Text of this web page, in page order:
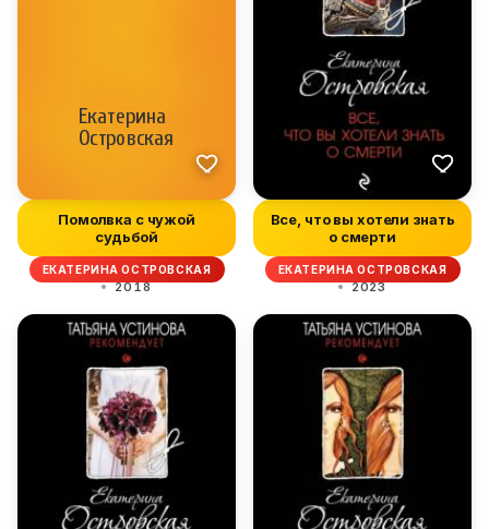
Помолвка с чужой
судьбой
ЕКАТЕРИНА ОСТРОВСКАЯ
2018
Все, что вы хотели знать
о смерти
ЕКАТЕРИНА ОСТРОВСКАЯ
2023